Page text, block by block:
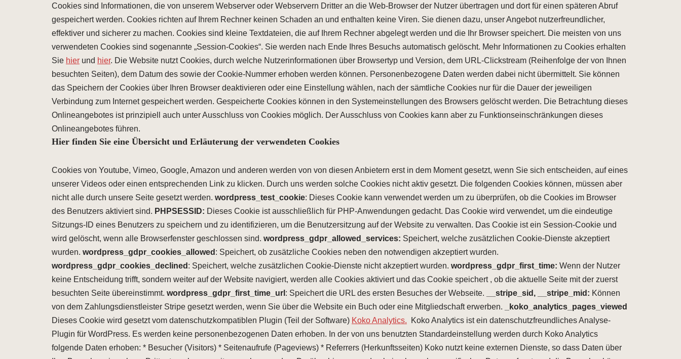
Cookies sind Informationen, die von unserem Webserver oder Webservern Dritter an die Web-Browser der Nutzer übertragen und dort für einen späteren Abruf
gespeichert werden. Cookies richten auf Ihrem Rechner keinen Schaden an und enthalten keine Viren. Sie dienen dazu, unser Angebot nutzerfreundlicher,
effektiver und sicherer zu machen. Cookies sind kleine Textdateien, die auf Ihrem Rechner abgelegt werden und die Ihr Browser speichert. Die meisten von uns
verwendeten Cookies sind sogenannte „Session-Cookies“. Sie werden nach Ende Ihres Besuchs automatisch gelöscht. Mehr Informationen zu Cookies erhalten
Sie hier und hier. Die Website nutzt Cookies, durch welche Nutzerinformationen über Browsertyp und Version, dem URL-Clickstream (Reihenfolge der von Ihnen
besuchten Seiten), dem Datum des sowie der Cookie-Nummer erhoben werden können. Personenbezogene Daten werden dabei nicht übermittelt. Sie können
das Speichern der Cookies über Ihren Browser deaktivieren oder eine Einstellung wählen, nach der sämtliche Cookies nur für die Dauer der jeweiligen
Verbindung zum Internet gespeichert werden. Gespeicherte Cookies können in den Systemeinstellungen des Browsers gelöscht werden. Die Betrachtung dieses
Onlineangebotes ist prinzipiell auch unter Ausschluss von Cookies möglich. Der Ausschluss von Cookies kann aber zu Funktionseinschränkungen dieses
Onlineangebotes führen.
Hier finden Sie eine Übersicht und Erläuterung der verwendeten Cookies
Cookies von Youtube, Vimeo, Google, Amazon und anderen werden von von diesen Anbietern erst in dem Moment gesetzt, wenn Sie sich entscheiden, auf eines
unserer Videos oder einen entsprechenden Link zu klicken. Durch uns werden solche Cookies nicht aktiv gesetzt. Die folgenden Cookies können, müssen aber
nicht alle durch unsere Seite gesetzt werden. wordpress_test_cookie: Dieses Cookie kann verwendet werden um zu überprüfen, ob die Cookies im Browser
des Benutzers aktiviert sind. PHPSESSID: Dieses Cookie ist ausschließlich für PHP-Anwendungen gedacht. Das Cookie wird verwendet, um die eindeutige
Sitzungs-ID eines Benutzers zu speichern und zu identifizieren, um die Benutzersitzung auf der Website zu verwalten. Das Cookie ist ein Session-Cookie und
wird gelöscht, wenn alle Browserfenster geschlossen sind. wordpress_gdpr_allowed_services: Speichert, welche zusätzlichen Cookie-Dienste akzeptiert
wurden. wordpress_gdpr_cookies_allowed : Speichert, ob zusätzliche Cookies neben den notwendigen akzeptiert wurden.
wordpress_gdpr_cookies_declined : Speichert, welche zusätzlichen Cookie-Dienste nicht akzeptiert wurden. wordpress_gdpr_first_time: Wenn der Nutzer
keine Entscheidung trifft, sondern weiter auf der Website navigiert, werden alle Cookies aktiviert und das Cookie speichert , ob die aktuelle Seite mit der zuerst
besuchten Seite übereinstimmt. wordpress_gdpr_first_time_url : Speichert die URL des ersten Besuches der Webseite. __stripe_sid, __stripe_mid: Können
von dem Zahlungsdienstleister Stripe gesetzt werden, wenn Sie über die Website ein Buch oder eine Mitgliedschaft erwerben.
_koko_analytics_pages_viewed
Dieses Cookie wird gesetzt vom datenschutzkompatiblen Plugin (Teil der Software) Koko Analytics. Koko Analytics ist ein datenschutzfreundliches Analyse-
Plugin für WordPress. Es werden keine personenbezogenen Daten erhoben. In der von uns benutzten Standardeinstellung werden durch Koko Analytics
folgende Daten erhoben: * Besucher (Visitors) * Seitenaufrufe (Pageviews) * Referrers (Herkunftsseiten) Koko nutzt keine externen Dienste, so dass Daten über